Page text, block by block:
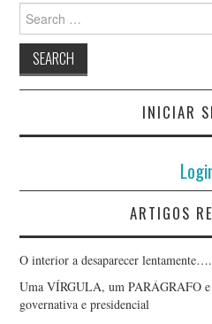
Search
for:
INICIAR
ARTIGOS
O interior a desaparecer lentamente….
Uma VÍRGULA, um PARÁGRAFO
governativa e presidencial